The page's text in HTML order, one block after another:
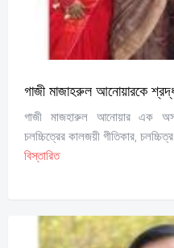
গাজী মাজাহরুল আনোয়ারকে
গাজী মাজহারুল আনোয়ার এক
চলচ্চিত্রের কালজয়ী গীতিকার,
বিস্তারিত